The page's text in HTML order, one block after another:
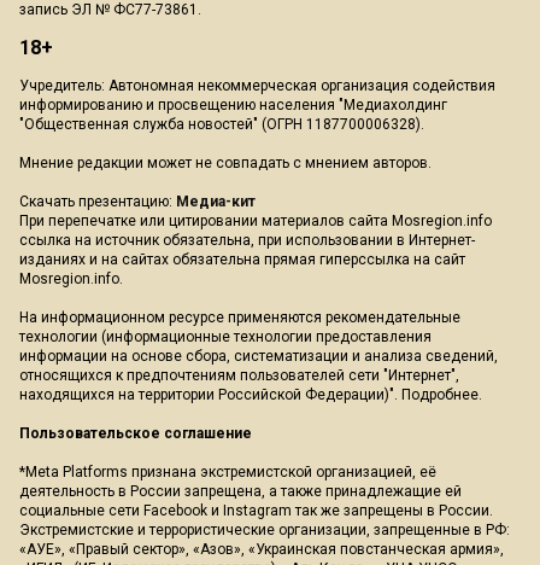
запись ЭЛ № ФС77-73861.
18+
Учредитель: Автономная некоммерческая организация содействия
информированию и просвещению населения "Медиахолдинг
"Общественная служба новостей" (ОГРН 1187700006328).
Мнение редакции может не совпадать с мнением авторов.
Скачать презентацию: Медиа-кит
При перепечатке или цитировании материалов сайта Mosregion.info
ссылка на источник обязательна, при использовании в Интернет-
изданиях и на сайтах обязательна прямая гиперссылка на сайт
Mosregion.info.
На информационном ресурсе применяются рекомендательные
технологии (информационные технологии предоставления
информации на основе сбора, систематизации и анализа сведений,
относящихся к предпочтениям пользователей сети "Интернет",
находящихся на территории Российской Федерации)". Подробнее.
Пользовательское соглашение
*Meta Platforms признана экстремистской организацией, её
деятельность в России запрещена, а также принадлежащие ей
социальные сети Facebook и Instagram так же запрещены в России.
Экстремистские и террористические организации, запрещенные в РФ:
«АУЕ», «Правый сектор», «Азов», «Украинская повстанческая армия»,